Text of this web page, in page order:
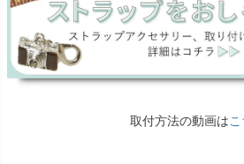
取付方法の動画は